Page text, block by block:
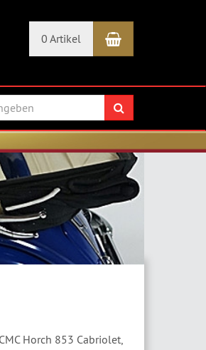
0 Artikel Warenkorb
Horch 853 Cabriolet,